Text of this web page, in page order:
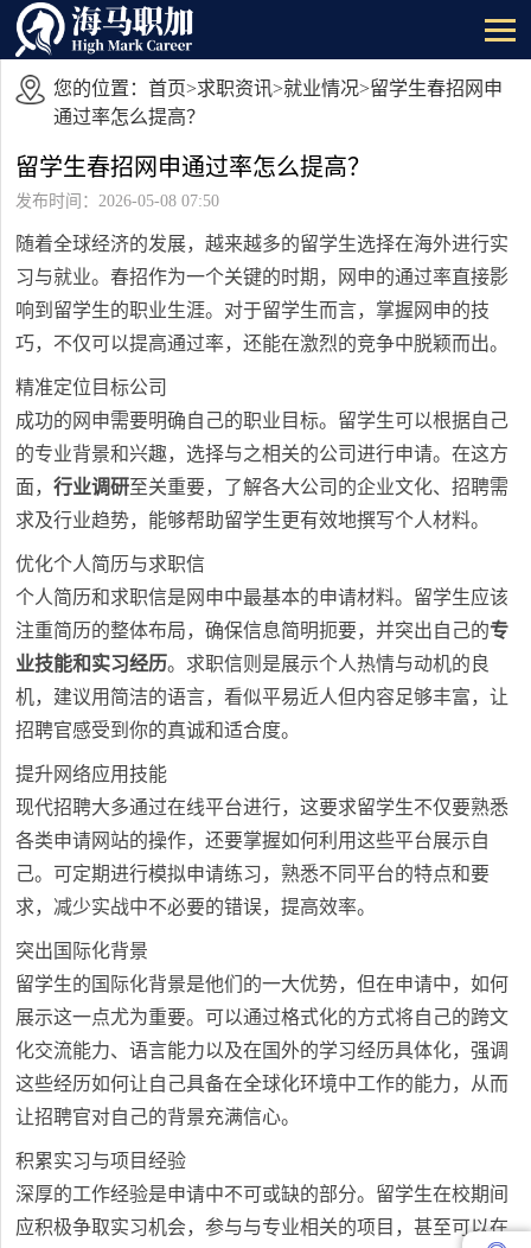
您的位置： 首页>求职资讯>就业情况>留学生春招网申
通过率怎么提高？
留学生春招网申通过率怎么提高？
发布时间：2026-05-08 07:50
随着全球经济的发展，越来越多的留学生选择在海外进行实
习与就业。春招作为一个关键的时期，网申的通过率直接影
响到留学生的职业生涯。对于留学生而言，掌握网申的技
巧，不仅可以提高通过率，还能在激烈的竞争中脱颖而出。
精准定位目标公司
成功的网申需要明确自己的职业目标。留学生可以根据自己
的专业背景和兴趣，选择与之相关的公司进行申请。在这方
面，行业调研至关重要，了解各大公司的企业文化、招聘需
求及行业趋势，能够帮助留学生更有效地撰写个人材料。
优化个人简历与求职信
个人简历和求职信是网申中最基本的申请材料。留学生应该
注重简历的整体布局，确保信息简明扼要，并突出自己的专
业技能和实习经历。求职信则是展示个人热情与动机的良
机，建议用简洁的语言，看似平易近人但内容足够丰富，让
招聘官感受到你的真诚和适合度。
提升网络应用技能
现代招聘大多通过在线平台进行，这要求留学生不仅要熟悉
各类申请网站的操作，还要掌握如何利用这些平台展示自
己。可定期进行模拟申请练习，熟悉不同平台的特点和要
求，减少实战中不必要的错误，提高效率。
突出国际化背景
留学生的国际化背景是他们的一大优势，但在申请中，如何
展示这一点尤为重要。可以通过格式化的方式将自己的跨文
化交流能力、语言能力以及在国外的学习经历具体化，强调
这些经历如何让自己具备在全球化环境中工作的能力，从而
让招聘官对自己的背景充满信心。
积累实习与项目经验
深厚的工作经验是申请中不可或缺的部分。留学生在校期间
应积极争取实习机会，参与与专业相关的项目，甚至可以在